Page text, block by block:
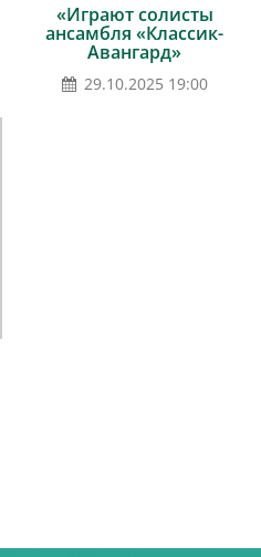
«Играют солисты
ансамбля «Классик-
Авангард»
29.10.2025 19:00